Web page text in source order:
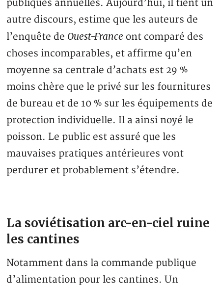
publiques annuelles. Aujourd’hui, il tient un
autre discours, estime que les auteurs de
l’enquête de Ouest-France ont comparé des
choses incomparables, et affirme qu’en
moyenne sa centrale d’achats est 29 %
moins chère que le privé sur les fournitures
de bureau et de 10 % sur les équipements de
protection individuelle. Il a ainsi noyé le
poisson. Le public est assuré que les
mauvaises pratiques antérieures vont
perdurer et probablement s’étendre.
La soviétisation arc-en-ciel ruine
les cantines
Notamment dans la commande publique
d’alimentation pour les cantines. Un